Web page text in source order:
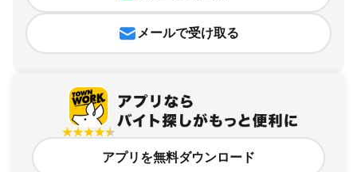
メールで受け取る
アプリを無料ダウンロード